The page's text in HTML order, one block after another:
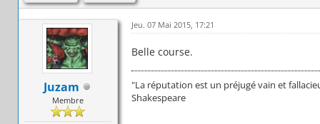
Juzam
Membre
Jeu. 07 Mai 2015, 17:21
Belle course.
"La réputation est un préjugé vain et
Shakespeare